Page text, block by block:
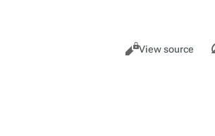
Views
ReadView source